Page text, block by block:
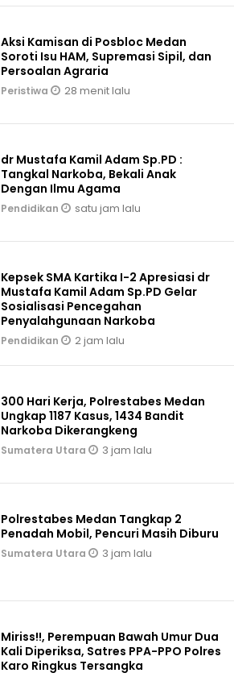
Aksi Kamisan di Posbloc Medan
Soroti Isu HAM, Supremasi Sipil, dan
Persoalan Agraria
Peristiwa 28 menit lalu
dr Mustafa Kamil Adam Sp.PD :
Tangkal Narkoba, Bekali Anak
Dengan Ilmu Agama
Pendidikan satu jam lalu
Kepsek SMA Kartika I-2 Apresiasi dr
Mustafa Kamil Adam Sp.PD Gelar
Sosialisasi Pencegahan
Penyalahgunaan Narkoba
Pendidikan 2 jam lalu
300 Hari Kerja, Polrestabes Medan
Ungkap 1187 Kasus, 1434 Bandit
Narkoba Dikerangkeng
Sumatera Utara 3 jam lalu
Polrestabes Medan Tangkap 2
Penadah Mobil, Pencuri Masih Diburu
Sumatera Utara 3 jam lalu
Miriss!!, Perempuan Bawah Umur Dua
Kali Diperiksa, Satres PPA-PPO Polres
Karo Ringkus Tersangka